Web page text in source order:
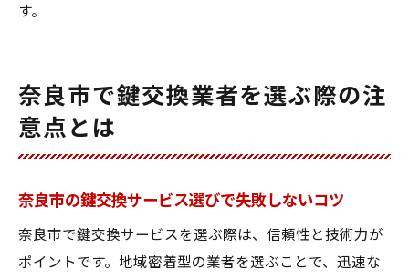
す。
奈良市で鍵交換業者を選ぶ際の注
意点とは
奈良市の鍵交換サービス選びで失敗しないコツ
奈良市で鍵交換サービスを選ぶ際は、信頼性と技術力が
ポイントです。地域密着型の業者を選ぶことで、迅速な